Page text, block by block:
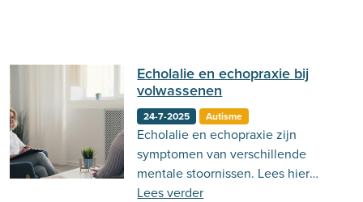
Echolalie en echopraxie bij
volwassenen
24-7-2025 Autisme
Echolalie en echopraxie zijn
symptomen van verschillende
mentale stoornissen. Lees hier
meer over hoe dit bij volwassenen
Lees verder